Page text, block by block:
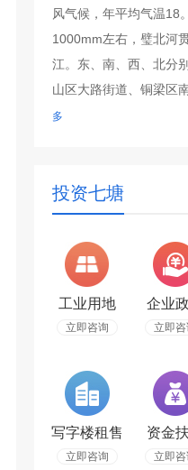
风气候，年平均气温18
1000mm左右，璧北河
江。东、南、西、北分
山区大路街道、铜梁区
多
投资七塘
工业用地
立即咨询
企业
立即咨
写字楼租售
立即咨询
资金
立即咨